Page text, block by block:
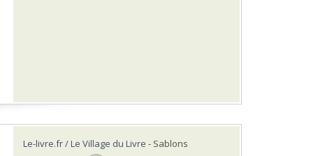
Le-livre.fr / Le Village du Livre - Sablons